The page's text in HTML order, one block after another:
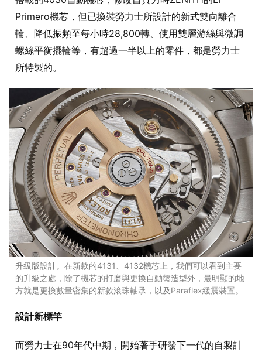
Primero機芯，但已換裝勞力士所設計的新式雙向離合
輪、降低振頻至每小時28,800轉、使用雙層游絲與微調
螺絲平衡擺輪等，有超過一半以上的零件，都是勞力士
所特製的。
升級版設計。在新款的4131、4132機芯上，我們可以看到主要
的升級之處，除了機芯的打磨與更換自動盤造型外，最明顯的地
方就是更換數量密集的新款滾珠軸承，以及Paraflex緩震裝置。
設計新標竿
而勞力士在90年代中期，開始著手研發下一代的自製計